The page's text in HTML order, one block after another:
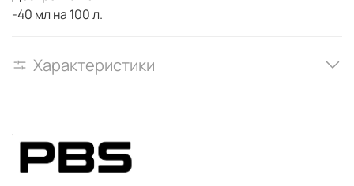
-40 мл на 100 л.
Характеристики